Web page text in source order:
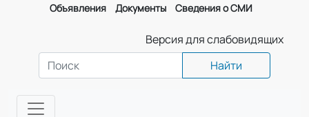
Объявления Документы Сведения о СМИ
Версия для слабовидящих
Найти